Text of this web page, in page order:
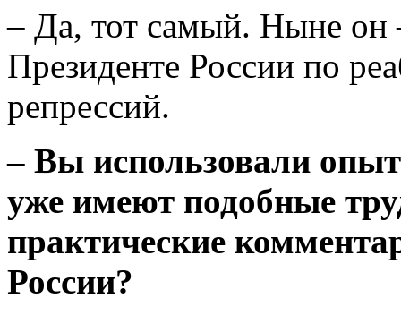
– Да, тот самый. Ныне он
Президенте России по
репрессий.
– Вы использовали
уже имеют подобные
практические
России?